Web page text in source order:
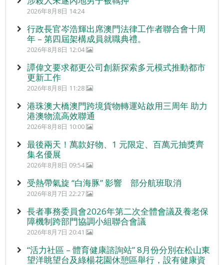
2026年8月8日 14:24
行政長官岑浩輝出席澳門法律工作者聯合會十周
年 – 第四屆架構成員就職典禮。
2026年8月8日 12:04
譚偉文要求都更公司創新探索多元模式推動都市
更新工作
2026年8月8日 11:28
港珠澳大橋澳門跨境貨物轉運站啟用三周年 助力
港澳物流高效聯通
2026年8月8日 10:00
最後兩天！萬款好物、1 元限定、百萬元抽獎齊
集名優展
2026年8月8日 09:54
受熱帶氣旋 “白海豚” 影響 部分航班取消
2026年8月7日 22:27
長者事務委員會2026年第二次全體會議及養老保
障機制跨部門協調小組聯合會議
2026年8月7日 20:41
“活力社區 – 體育健康諮詢站” 8月份分別在松山東
望洋眺望台及綠楊花園休憩區舉行，設有健康資